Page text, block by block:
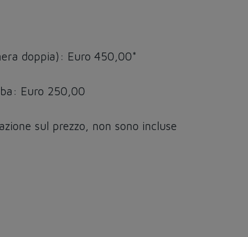
doppia): Euro 450,00*
Euro 250,00
sul prezzo, non sono incluse